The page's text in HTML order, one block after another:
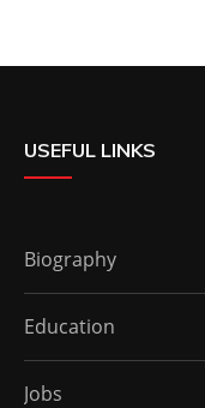
USEFUL LINKS
Biography
Education
Jobs